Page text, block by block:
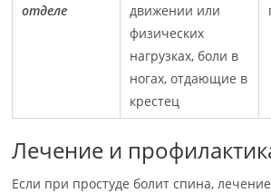
отделе
движении или
физических
нагрузках, боли в
ногах, отдающие в
крестец
Лечение и
Если при простуде болит спина,